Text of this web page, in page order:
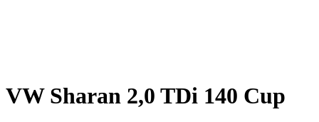
VW Sharan 2,0 TDi 140 Cup